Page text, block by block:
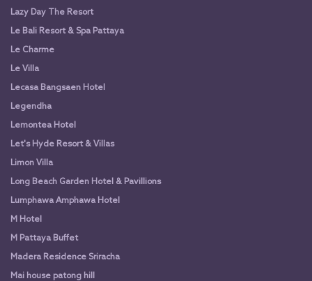
Lazy Day The Resort
Le Bali Resort & Spa Pattaya
Le Charme
Le Villa
Lecasa Bangsaen Hotel
Legendha
Lemontea Hotel
Let's Hyde Resort & Villas
Limon Villa
Long Beach Garden Hotel & Pavillions
Lumphawa Amphawa Hotel
M Hotel
M Pattaya Buffet
Madera Residence Sriracha
Mai house patong hill